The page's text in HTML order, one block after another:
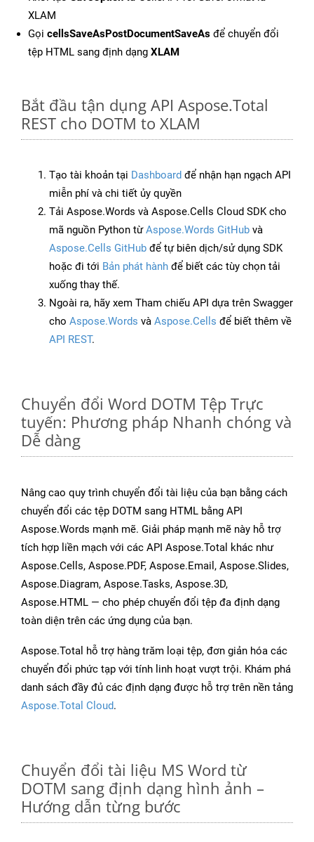
XLAM
Gọi cellsSaveAsPostDocumentSaveAs để chuyển đổi
tệp HTML sang định dạng XLAM
Bắt đầu tận dụng API Aspose.Total
REST cho DOTM to XLAM
Tạo tài khoản tại Dashboard để nhận hạn ngạch API
miễn phí và chi tiết ủy quyền
Tải Aspose.Words và Aspose.Cells Cloud SDK cho
mã nguồn Python từAspose.Words GitHub và
Aspose.Cells GitHub để tự biên dịch/sử dụng SDK
hoặc đi tới Bản phát hành để biết các tùy chọn tải
xuống thay thế.
Ngoài ra, hãy xem Tham chiếu API dựa trên Swagger
cho Aspose.Words và Aspose.Cells để biết thêm về
API REST.
Chuyển đổi Word DOTM Tệp Trực
tuyến: Phương pháp Nhanh chóng và
Dễ dàng
Nâng cao quy trình chuyển đổi tài liệu của bạn bằng cách
chuyển đổi các tệp DOTM sang HTML bằng API
Aspose.Words mạnh mẽ. Giải pháp mạnh mẽ này hỗ trợ
tích hợp liền mạch với các API Aspose.Total khác như
Aspose.Cells, Aspose.PDF, Aspose.Email, Aspose.Slides,
Aspose.Diagram, Aspose.Tasks, Aspose.3D,
Aspose.HTML — cho phép chuyển đổi tệp đa định dạng
toàn diện trên các ứng dụng của bạn.
Aspose.Total hỗ trợ hàng trăm loại tệp, đơn giản hóa các
chuyển đổi phức tạp với tính linh hoạt vượt trội. Khám phá
danh sách đầy đủ các định dạng được hỗ trợ trên nền tảng
Aspose.Total Cloud.
Chuyển đổi tài liệu MS Word từ
DOTM sang định dạng hình ảnh –
Hướng dẫn từng bước